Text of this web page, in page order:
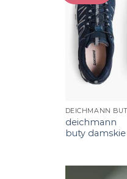
deichmann
buty damskie